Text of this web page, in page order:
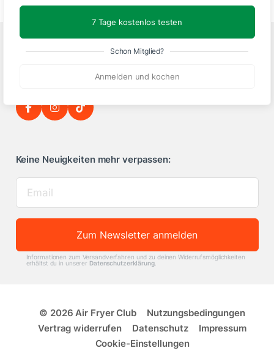
7 Tage kostenlos testen
Schon Mitglied?
Anmelden und kochen
Keine Neuigkeiten mehr verpassen:
Zum Newsletter anmelden
Informationen zum Versandverfahren und zu deinen Widerrufsmöglichkeiten
erhältst du in unserer Datenschutzerklärung.
© 2026 Air Fryer Club
Nutzungsbedingungen
Vertrag widerrufen
Datenschutz
Impressum
Cookie-Einstellungen